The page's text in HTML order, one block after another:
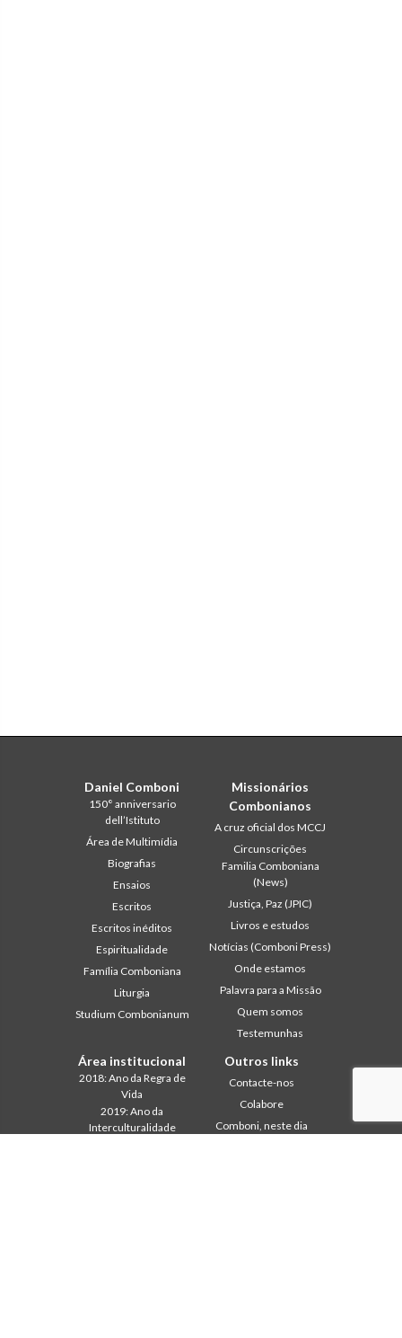
Daniel Comboni
150° anniversario
dell’Istituto
Área de Multimídia
Biografias
Ensaios
Escritos
Escritos inéditos
Espiritualidade
Família Comboniana
Liturgia
Studium Combonianum
Missionários
Combonianos
A cruz oficial dos MCCJ
Circunscrições
Familia Comboniana
(News)
Justiça, Paz (JPIC)
Livros e estudos
Notícias (Comboni Press)
Onde estamos
Palavra para a Missão
Quem somos
Testemunhas
Área institucional
2018: Ano da Regra de
Vida
2019: Ano da
Interculturalidade
Outros links
Contacte-nos
Colabore
Comboni, neste dia